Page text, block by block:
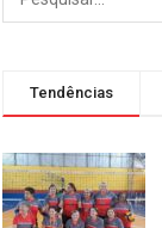
Tendências